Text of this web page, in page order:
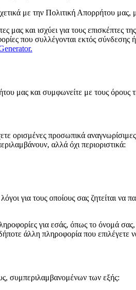
με την Πολιτική Απορρήτου μας,
και ισχύει για τους επισκέπτες
που συλλέγονται εκτός
μας και συμφωνείτε με τους όρους
ορισμένες προσωπικά
αλλά όχι περιοριστικά:
για τους οποίους σας ζητείται
για εσάς, όπως το όνομά
άλλη πληροφορία που επιλέγετε
συμπεριλαμβανομένων των εξής: